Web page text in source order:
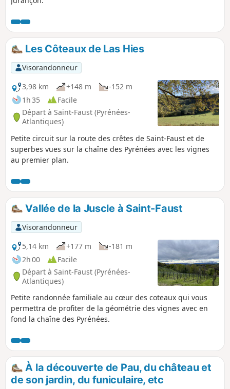
Les Côteaux de Las Hies
Visorandonneur
3,98 km
+148 m
-152 m
1h 35
Facile
Départ à Saint-Faust (Pyrénées-
Atlantiques)
Petite circuit sur la route des crêtes de Saint-Faust et de
superbes vues sur la chaîne des Pyrénées avec les vignes
au premier plan.
Vallée de la Juscle à Saint-Faust
Visorandonneur
5,14 km
+177 m
-181 m
2h 00
Facile
Départ à Saint-Faust (Pyrénées-
Atlantiques)
Petite randonnée familiale au cœur des coteaux qui vous
permettra de profiter de la géométrie des vignes avec en
fond la chaîne des Pyrénées.
À la découverte de Pau, du château et
de son jardin, du funiculaire, etc